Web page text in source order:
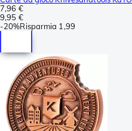
7,96 €
9,95 €
-20%Risparmia 1,99